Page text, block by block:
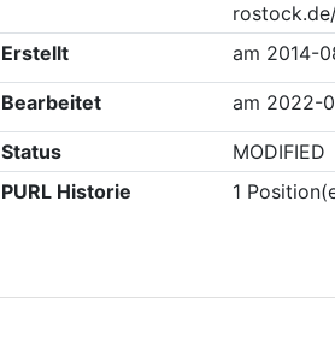
Erstellt
am 2014-
Bearbeitet am 2022-
Status
MODIFIED
PURL Historie
1